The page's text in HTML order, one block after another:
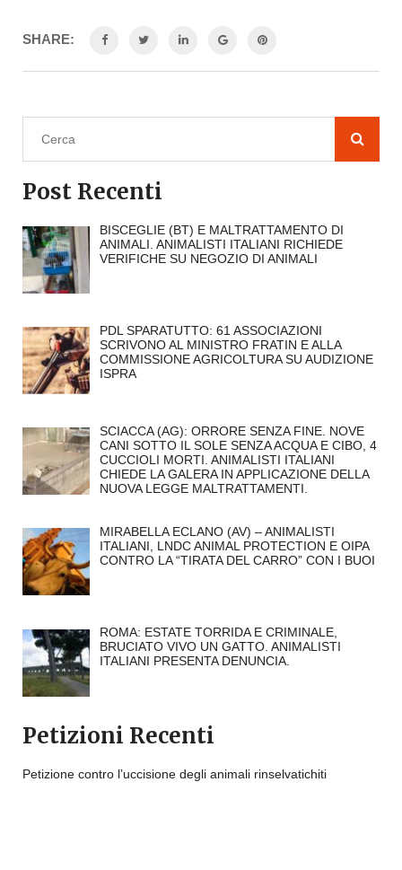
SHARE:
Post Recenti
BISCEGLIE (BT) E MALTRATTAMENTO DI
ANIMALI. ANIMALISTI ITALIANI RICHIEDE
VERIFICHE SU NEGOZIO DI ANIMALI
PDL SPARATUTTO: 61 ASSOCIAZIONI
SCRIVONO AL MINISTRO FRATIN E ALLA
COMMISSIONE AGRICOLTURA SU AUDIZIONE
ISPRA
SCIACCA (AG): ORRORE SENZA FINE. NOVE
CANI SOTTO IL SOLE SENZA ACQUA E CIBO, 4
CUCCIOLI MORTI. ANIMALISTI ITALIANI
CHIEDE LA GALERA IN APPLICAZIONE DELLA
NUOVA LEGGE MALTRATTAMENTI.
MIRABELLA ECLANO (AV) – ANIMALISTI
ITALIANI, LNDC ANIMAL PROTECTION E OIPA
CONTRO LA “TIRATA DEL CARRO” CON I BUOI
ROMA: ESTATE TORRIDA E CRIMINALE,
BRUCIATO VIVO UN GATTO. ANIMALISTI
ITALIANI PRESENTA DENUNCIA.
Petizioni Recenti
Petizione contro l’uccisione degli animali rinselvatichiti